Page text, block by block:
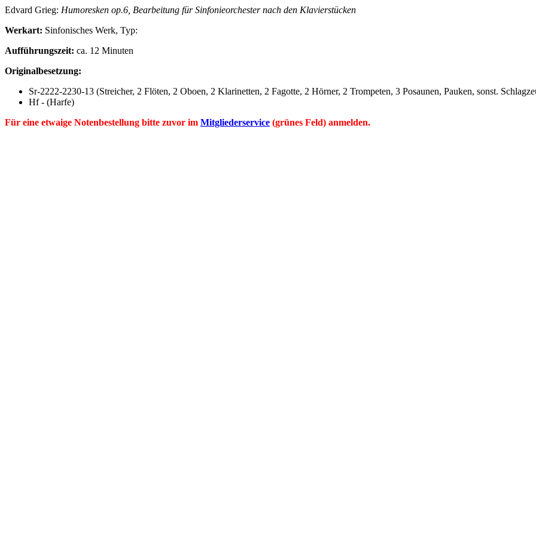
Edvard Grieg: Humoresken op.6, Bearbeitung für Sinfonieorchester nach den Klavierstücken
Werkart: Sinfonisches Werk, Typ:
Aufführungszeit: ca. 12 Minuten
Originalbesetzung:
Sr-2222-2230-13 (Streicher, 2 Flöten, 2 Oboen, 2 Klarinetten, 2 Fagotte, 2 Hörner, 2 Trompeten, 3 Posaunen, Pauken, sonst.
Hf- (Harfe)
Für eine etwaige Notenbestellung bitte zuvor im Mitgliederservice (grünes Feld) anmelden.